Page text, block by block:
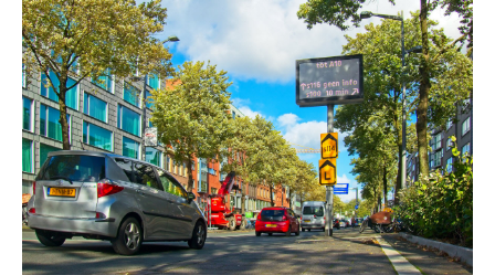
Hof 3
Bestuur en informatie
Stadsvilla A
Stadsvilla B
Stadsvilla C
Stadsvilla D